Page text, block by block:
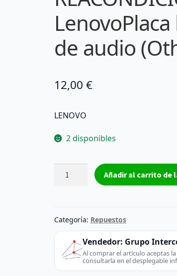
de audio
12,00 €
LENOVO
2 disponibles
Placa
tarjetas
de
audio
SD
USB
Añadir al carrito de
Categoría: Repuestos
Vendedor: Grupo
Al comprar el artículo aceptas
consultarla en el desplegable